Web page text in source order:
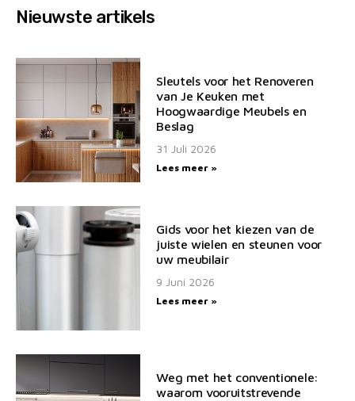
Nieuwste artikels
Sleutels voor het Renoveren
van Je Keuken met
Hoogwaardige Meubels en
Beslag
31 Juli 2026
Lees meer »
Gids voor het kiezen van de
juiste wielen en steunen voor
uw meubilair
9 Juni 2026
Lees meer »
Weg met het conventionele:
waarom vooruitstrevende